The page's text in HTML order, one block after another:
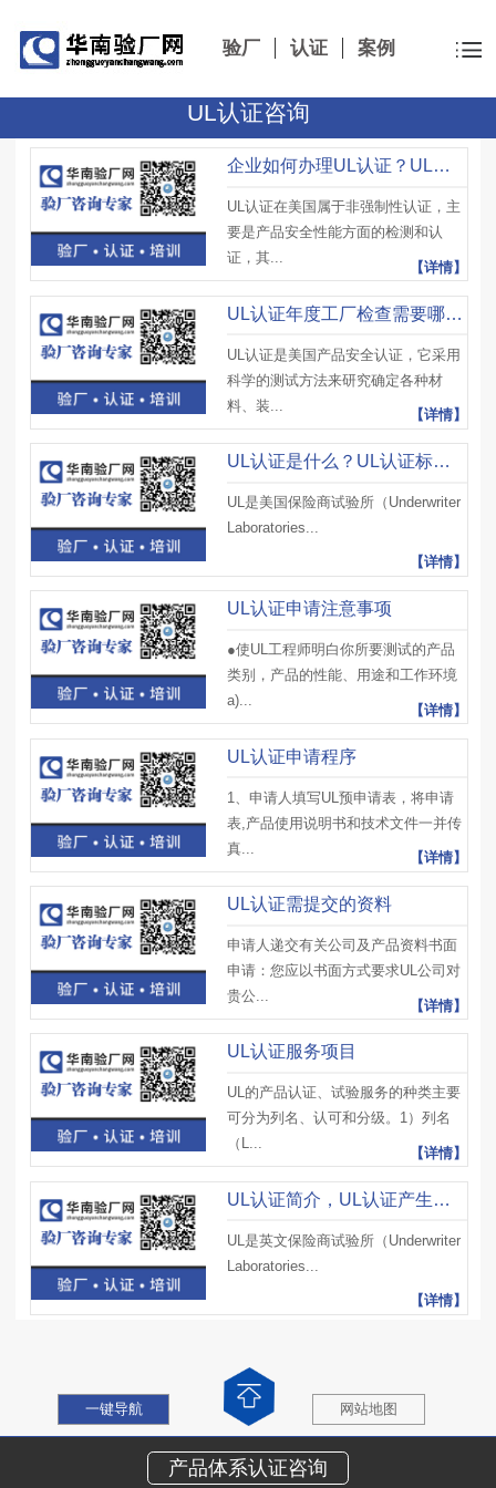
验厂 认证 案例
UL认证咨询
企业如何办理UL认证？UL认证办理流程及UL认证检测要求
UL认证在美国属于非强制性认证，主
要是产品安全性能方面的检测和认
证，其...
【详情】
UL认证年度工厂检查需要哪些文件？UL认证证书有效期是多久？
UL认证是美国产品安全认证，它采用
科学的测试方法来研究确定各种材
料、装...
【详情】
UL认证是什么？UL认证标志类型及相关意义
UL是美国保险商试验所（Underwriter
Laboratories...
【详情】
UL认证申请注意事项
●使UL工程师明白你所要测试的产品
类别，产品的性能、用途和工作环境
a)...
【详情】
UL认证申请程序
1、申请人填写UL预申请表，将申请
表,产品使用说明书和技术文件一并传
真...
【详情】
UL认证需提交的资料
申请人递交有关公司及产品资料书面
申请：您应以书面方式要求UL公司对
贵公...
【详情】
UL认证服务项目
UL的产品认证、试验服务的种类主要
可分为列名、认可和分级。1）列名
（L...
【详情】
UL认证简介，UL认证产生背景及意义
UL是英文保险商试验所（Underwriter
Laboratories...
【详情】
产品体系认证咨询
一键导航 网站地图